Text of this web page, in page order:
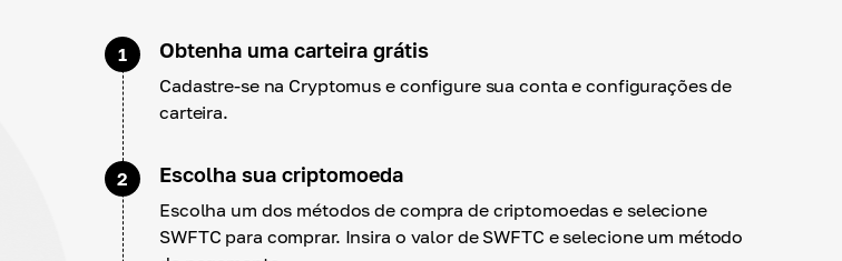
1 Obtenha uma carteira grátis
Cadastre-se na Cryptomus e configure sua conta e configurações de
carteira.
2 Escolha sua criptomoeda
Escolha um dos métodos de compra de criptomoedas e selecione
SWFTC para comprar. Insira o valor de SWFTC e selecione um método